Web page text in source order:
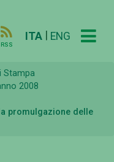
RSS
ITA ENG
Stampa
2008
promulgazione delle